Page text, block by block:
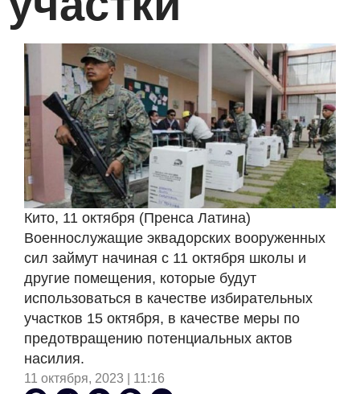
Кито, 11 октября (Пренса Латина)
Военнослужащие эквадорских вооруженных
сил займут начиная с 11 октября школы и
другие помещения, которые будут
использоваться в качестве избирательных
участков 15 октября, в качестве меры по
предотвращению потенциальных актов
насилия.
11 октября, 2023 | 11:16